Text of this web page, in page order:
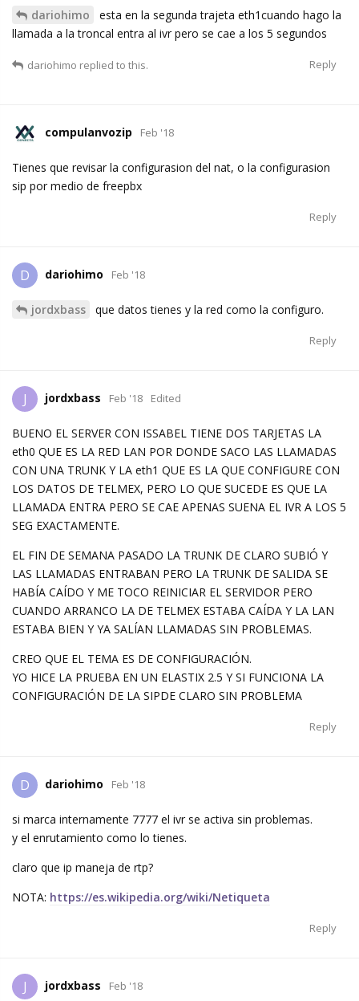
dariohimo
esta en la segunda trajeta eth1cuando hago la
llamada a la troncal entra al ivr pero se cae a los 5 segundos
Reply
dariohimo replied to this.
compulanvozip Feb '18
Tienes que revisar la configurasion del nat, o la configurasion
sip por medio de freepbx
Reply
D dariohimo Feb '18
jordxbass que datos tienes y la red como la configuro.
Reply
J jordxbass Feb '18 Edited
BUENO EL SERVER CON ISSABEL TIENE DOS TARJETAS LA
eth0 QUE ES LA RED LAN POR DONDE SACO LAS LLAMADAS
CON UNA TRUNK Y LA eth1 QUE ES LA QUE CONFIGURE CON
LOS DATOS DE TELMEX, PERO LO QUE SUCEDE ES QUE LA
LLAMADA ENTRA PERO SE CAE APENAS SUENA EL IVR A LOS 5
SEG EXACTAMENTE.
EL FIN DE SEMANA PASADO LA TRUNK DE CLARO SUBIÓ Y
LAS LLAMADAS ENTRABAN PERO LA TRUNK DE SALIDA SE
HABÍA CAÍDO Y ME TOCO REINICIAR EL SERVIDOR PERO
CUANDO ARRANCO LA DE TELMEX ESTABA CAÍDA Y LA LAN
ESTABA BIEN Y YA SALÍAN LLAMADAS SIN PROBLEMAS.
CREO QUE EL TEMA ES DE CONFIGURACIÓN.
YO HICE LA PRUEBA EN UN ELASTIX 2.5 Y SI FUNCIONA LA
CONFIGURACIÓN DE LA SIPDE CLARO SIN PROBLEMA
Reply
D dariohimo Feb '18
si marca internamente 7777 el ivr se activa sin problemas.
y el enrutamiento como lo tienes.
claro que ip maneja de rtp?
NOTA: https://es.wikipedia.org/wiki/Netiqueta
Reply
J jordxbass Feb '18